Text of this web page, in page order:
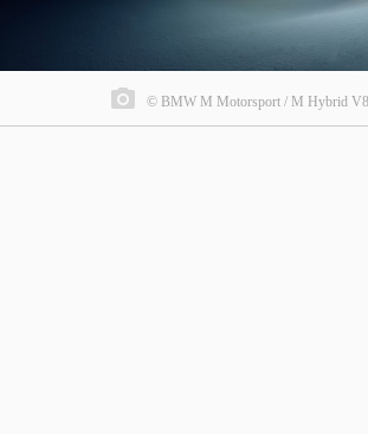
© BMW M Motorsport / M Hybrid V8